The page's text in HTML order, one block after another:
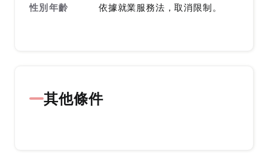
性別年齡 依據就業服務法，取消限制。
其他條件